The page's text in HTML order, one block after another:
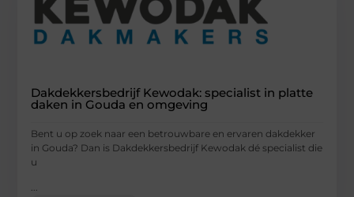
Dakdekkersbedrijf Kewodak: specialist in platte
daken in Gouda en omgeving
Bent u op zoek naar een betrouwbare en ervaren dakdekker
in Gouda? Dan is Dakdekkersbedrijf Kewodak dé specialist die
u
...